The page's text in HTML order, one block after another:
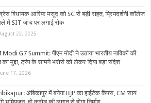
विधायक आरिफ मसूद को SC से बड़ी राहत, प्रियदर्शनी कॉलेज
में SIT जांच पर लगाई रोक
22, 2025
Modi G7 Summit: पीएम मोदी ने उठाया भारतीय नाविकों की
का मुद्दा, ट्रंप के सामने भरोसे को लेकर दिया बड़ा संदेश
June 17, 2026
अंबिकापुर में बनेगा BJP का हाईटेक कैंपस, CM साय